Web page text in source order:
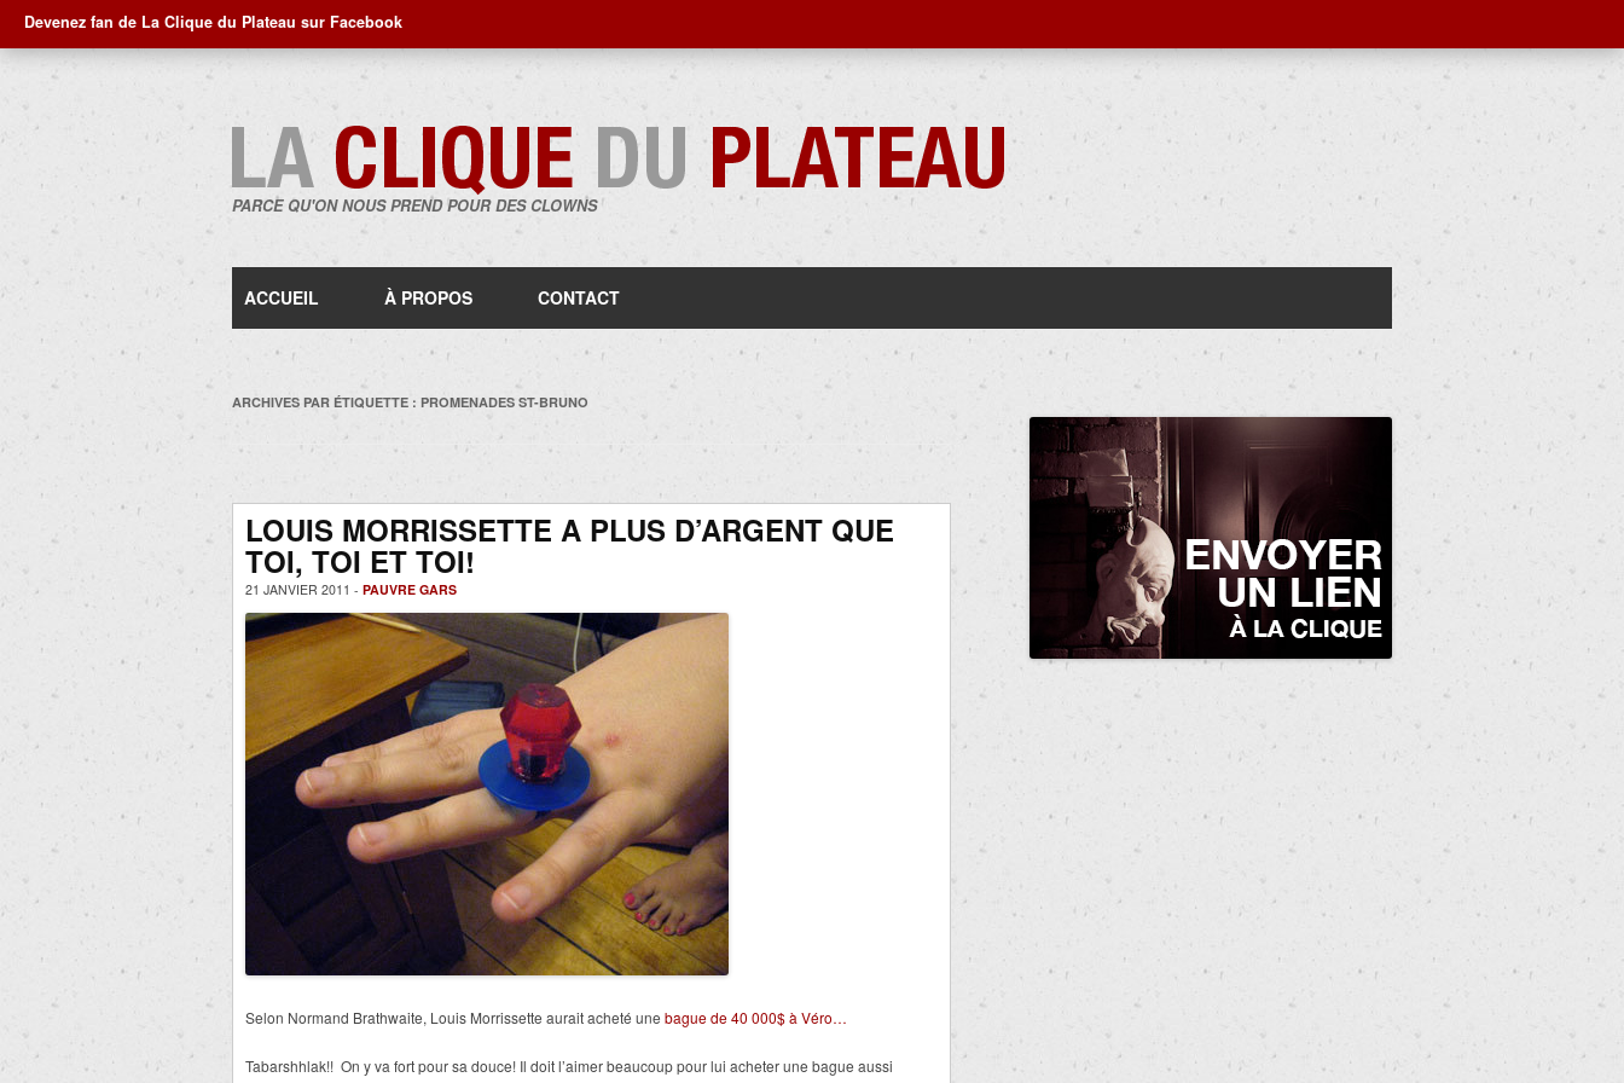
Devenez fan de La Clique du Plateau sur Facebook
PARCE QU'ON NOUS PREND POUR DES CLOWNS
au
ACCUEIL À PROPOS CONTACT
ARCHIVES PAR ÉTIQUETTE : PROMENADES ST-BRUNO
LOUIS MORRISSETTE A PLUS D’ARGENT QUE
TOI, TOI ET TOI!
21 JANVIER 2011 - PAUVRE GARS
Selon Normand Brathwaite, Louis Morrissette aurait acheté une bague de 40 000$ à Véro…
Tabarshhlak!! On y va fort pour sa douce! Il doit l’aimer beaucoup pour lui acheter une bague aussi